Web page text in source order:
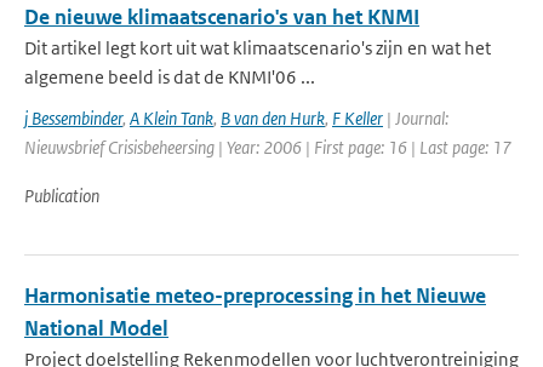
De nieuwe klimaatscenario's van het KNMI
Dit artikel legt kort uit wat klimaatscenario's zijn en wat het
algemene beeld is dat de KNMI'06 ...
j Bessembinder, A Klein Tank, B van den Hurk, F Keller | Journal:
Nieuwsbrief Crisisbeheersing | Year: 2006 | First page: 16 | Last page: 17
Publication
Harmonisatie meteo-preprocessing in het Nieuwe
National Model
Project doelstelling Rekenmodellen voor luchtverontreiniging